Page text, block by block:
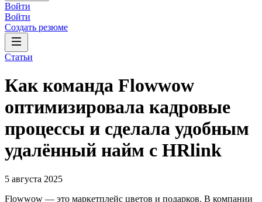
Войти
Войти
Создать резюме
Статьи
Как команда Flowwow
оптимизировала кадровые
процессы и сделала удобным
удалённый найм с HRlink
5 августа 2025
Flowwow — это маркетплейс цветов и подарков. В компании